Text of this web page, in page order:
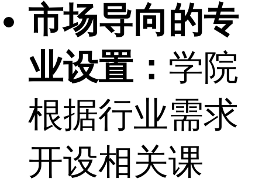
市场导向的专
业设置： 学院
根据行业需求
开设相关课